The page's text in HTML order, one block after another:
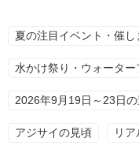
夏の注目イベント・催し
水かけ祭り・ウォーター
2026年9月19日～23日
アジサイの見頃 リ